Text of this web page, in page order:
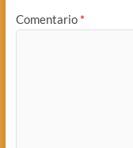
Comentario *